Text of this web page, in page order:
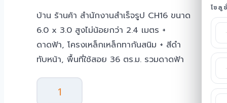
โซลู
บ้าน ร้านค้า สำนักงานสำเร็จรูป CH16 ขนาด
6.0 x 3.0 สูงไม่น้อยกว่า 2.4 เมตร +
ดาดฟ้า, โครงเหล็กเหล็กทากันสนิม + สีดำ
ทับหน้า, พื้นที่ใช้สอย 36 ตร.ม. รวมดาดฟ้า
จำนวน